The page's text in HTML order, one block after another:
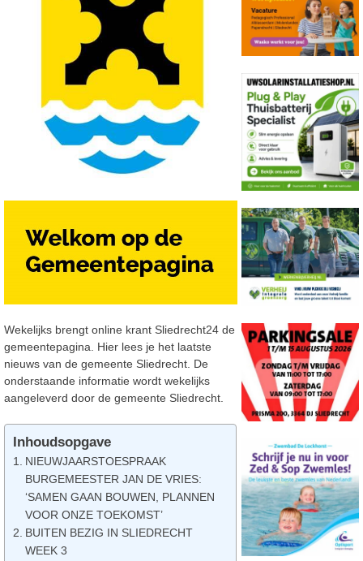
Wekelijks brengt online krant Sliedrecht24 de
gemeentepagina. Hier lees je het laatste
nieuws van de gemeente Sliedrecht. De
onderstaande informatie wordt wekelijks
aangeleverd door de gemeente Sliedrecht.
Inhoudsopgave
NIEUWJAARSTOESPRAAK
BURGEMEESTER JAN DE VRIES:
‘SAMEN GAAN BOUWEN, PLANNEN
VOOR ONZE TOEKOMST’
BUITEN BEZIG IN SLIEDRECHT
WEEK 3